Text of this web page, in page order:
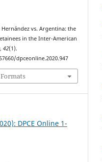
Hernández vs. Argentina: the
in the Inter-American
,42(1).
dpceonline.2020.947
DPCE Online 1-